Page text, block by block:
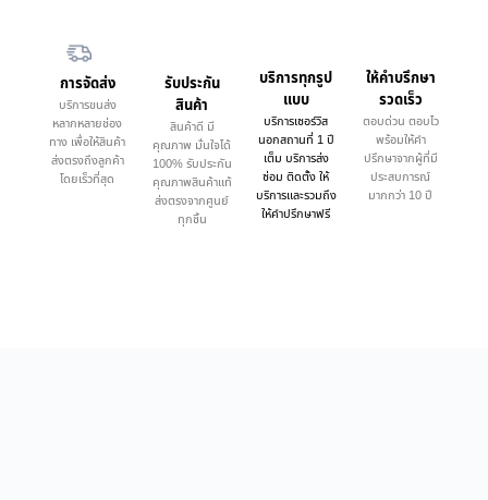
การจัดส่ง
บริการขนส่ง
หลากหลายช่อง
ทาง เพื่อให้สินค้า
ส่งตรงถึงลูกค้า
โดยเร็วที่สุด
รับประกัน
สินค้า
สินค้าดี มี
คุณภาพ มั่นใจได้
100% รับประกัน
คุณภาพสินค้าแท้
ส่งตรงจากศูนย์
ทุกชิ้น
บริการทุกรูป
แบบ
บริการเซอร์วิส
นอกสถานที่ 1 ปี
เต็ม บริการส่ง
ซ่อม ติดตั้ง ให้
บริการและรวมถึง
ให้คำปรึกษาฟรี
ให้คำบรึกษา
รวดเร็ว
ตอบด่วน ตอบไว
พร้อมให้คำ
ปรึกษาจากผู้ที่มี
ประสบการณ์
มากกว่า 10 ปี